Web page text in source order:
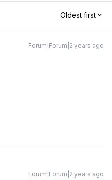
Oldest first
Forum|Forum|2 years ago
Forum|Forum|2 years ago